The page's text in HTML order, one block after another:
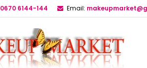
0670 6144-144 Email: